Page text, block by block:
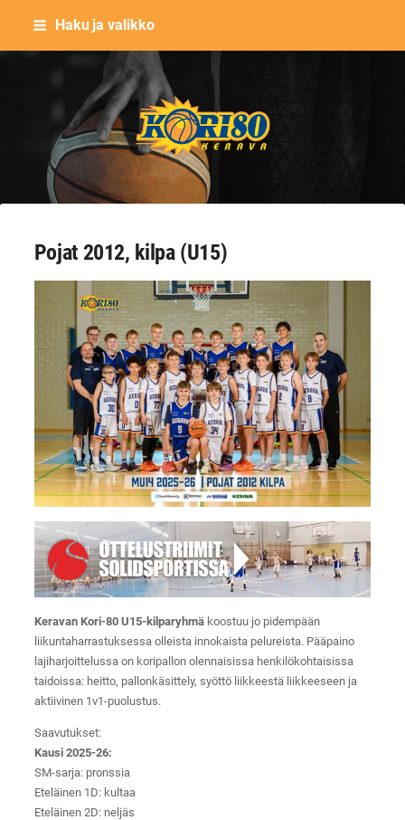
Siirry
Haku ja valikko
Keravan Kori-80 ry
Pojat 2012, kilpa (U15)
Keravan Kori-80 U15-kilparyhmäkoostuu jo pidempään
liikuntaharrastuksessa olleista innokaista pelureista. Pääpaino
lajiharjoittelussa on koripallon olennaisissa henkilökohtaisissa
taidoissa: heitto, pallonkäsittely, syöttö liikkeestä liikkeeseen ja
aktiivinen 1v1-puolustus.
Saavutukset:
Kausi 2025-26:
SM-sarja: pronssia
Eteläinen 1D: kultaa
Eteläinen 2D: neljäs